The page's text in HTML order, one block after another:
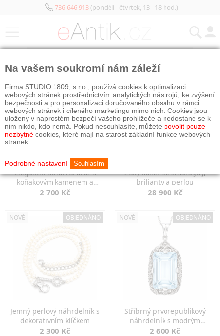
736 646 913(pondělí - čtvrtek, 13 - 18 hod.)
Elegantní stříbrná brož s
koňakovým kamenem a
markazity
2 700 Kč
Zlatý kolier se smaragdy,
brilianty a perlou
28 900 Kč
NOVÉ OBJEDNÁNO
Jemný perlový náhrdelník s
dekorativním klíčkem
2 300 Kč
NOVÉ OBJEDNÁNO
Stříbrný prvorepublikový
náhrdelník s modrým
spinelem
2 600 Kč
Na vašem soukromí nám záleží
Firma STUDIO 1809, s.r.o., používá cookies k optimalizaci
webových stránek prostřednictvím analytických nástrojů, ke zvýšení
bezpečnosti a pro personalizaci doručovaného obsahu v rámci
webových stránek i cíleného marketingu mimo nich. Cookies jsou
uloženy v naprostém bezpečí vašeho prohlížeče a nedostane se k
nim nikdo, kdo nemá. Pokud nesouhlasíte, můžete povolit pouze
nezbytné cookies, které mají na starost základní funkce webových
stránek.
Podrobné nastavení Souhlasím